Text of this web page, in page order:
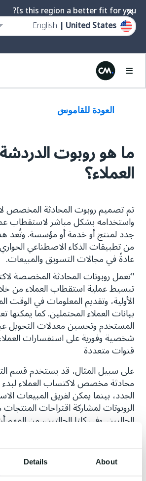
Details About
العودة للقاموس
ما هو روبوت
العملاء؟
تم تصميم روبوت المحادثة المخصص
واستخدامه بشكل مباشر لاستقطاب
جدد لمنتج أو خدمة أو مؤسسة. وتُعد
من تطبيقات الذكاء الاصطناعي
عادةً في مجالات التسويق والمبيعات.
"تعمل روبوتات المحادثة المخصصة
تبسيط عملية استقطاب العملاء من
الأولية، وتقديم المعلومات في
بيانات العملاء المحتملين. كما يمكنها
المستخدم وتحسين معدلات التحويل
شخصية وفورية على استفسارات
قنوات متعددة
على سبيل المثال، قد يستخدم قسم
محادثة مخصص لاكتساب العملاء لبدء
الجدد، بينما يمكن لفريق المبيعات
الروبوتات لمشاركة اقتراحات المنتجات
الحاليين. وفي كلتا الحالتين، من
المعاملات فقط
تُعد روبوتات المحادثة الخاصة باكتساب
Is this region a better fit for you?
United States |
English